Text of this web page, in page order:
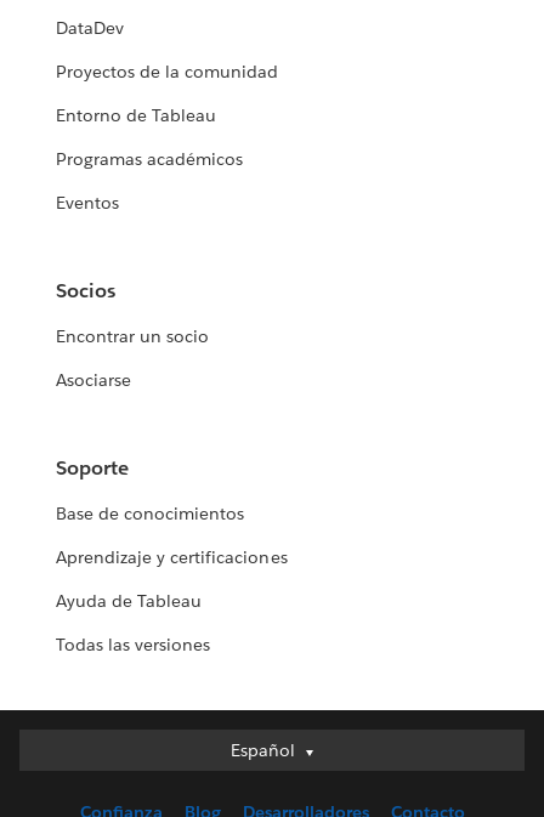
DataDev
Proyectos de la comunidad
Entorno de Tableau
Programas académicos
Eventos
Socios
Encontrar un socio
Asociarse
Soporte
Base de conocimientos
Aprendizaje y certificaciones
Ayuda de Tableau
Todas las versiones
Español
Español
Confianza Blog Desarrolladores Contacto